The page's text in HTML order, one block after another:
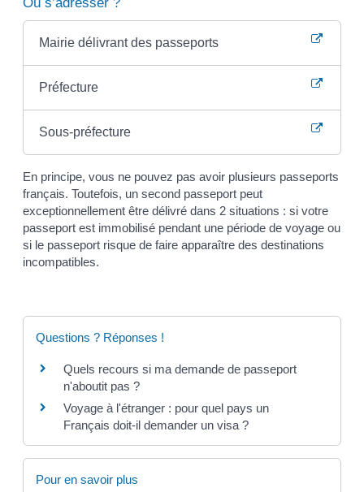
Mairie délivrant des passeports
Préfecture
Sous-préfecture
En principe, vous ne pouvez pas avoir plusieurs passeports
français. Toutefois, un second passeport peut
exceptionnellement être délivré dans 2 situations : si votre
passeport est immobilisé pendant une période de voyage ou
si le passeport risque de faire apparaître des destinations
incompatibles.
Questions ? Réponses !
Quels recours si ma demande de passeport
n'aboutit pas ?
Voyage à l'étranger : pour quel pays un
Français doit-il demander un visa ?
Pour en savoir plus